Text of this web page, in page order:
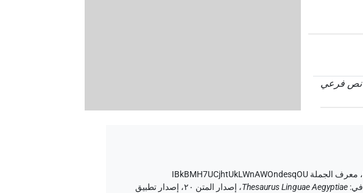
نص فرعي
، معرف الجملة IBkBMH7UCjhtUkLWnAWOndesqOU
في:
Thesaurus Linguae Aegyptiae،
إصدار المتن ٢٠، إصدار تطبيق